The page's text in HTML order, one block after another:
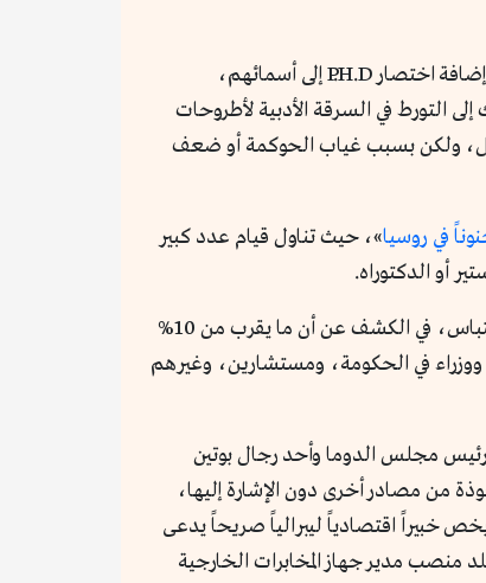
ويسعى عدد كبير من صناع القرار والسياسيين حول العالم إلى الحصول على درجات أكاديمية رفيعة (ماجستير، دكتوراه)، وإضافة اختصار P.H.D إلى أسمائهم،
التورط في السرقة الأدبية لأطروحات
ولكن بسبب غياب الحوكمة أو ضعف
في روسيا»، حيث تناول قيام عدد كبير
أو الدكتوراه.
، وباستخدام برامج تحديد نسبة الاقتباس، في الكشف عن أن ما يقرب من 10%
في الحكومة، ومستشارين، وغيرهم
مجلس الدوما وأحد رجال بوتين
من مصادر أخرى دون الإشارة إليها،
خبيراً اقتصادياً ليبرالياً صريحاً يدعى
مدير جهاز المخابرات الخارجية